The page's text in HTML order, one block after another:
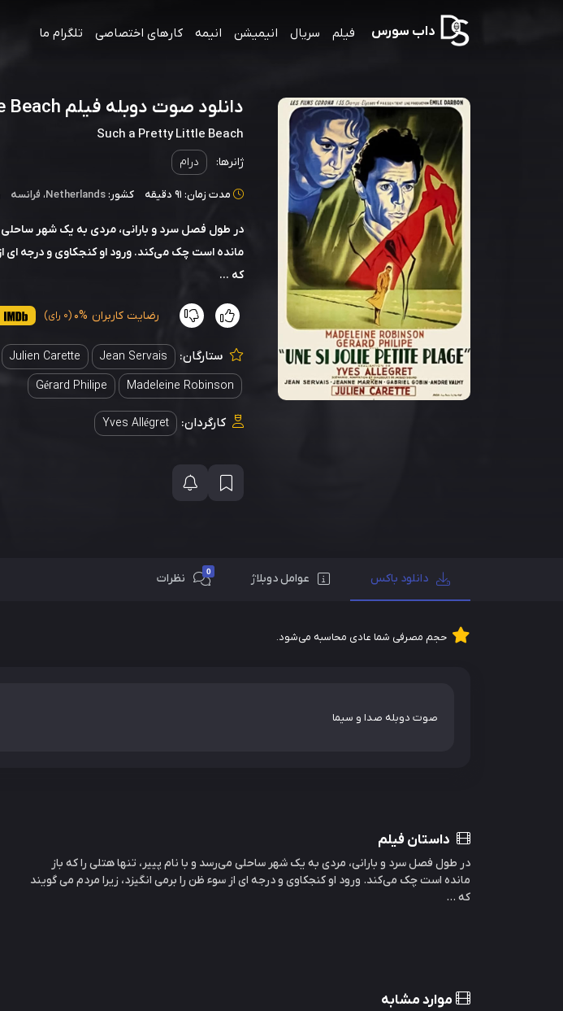
داب سورس فیلم سریال انیمیشن انیمه کارهای اختصاصی تلگرام ما
دانلود صوت دوبله فیلم Such a Pretty Little Beach
Such a Pretty Little Beach
ژانرها: درام
مدت زمان: 91 دقیقه کشور:Netherlands، فرانسه
در طول فصل سرد و بارانی، مردی به یک شهر ساحلی
مانده است چک می‌کند. ورود او کنجکاوی و درجه ای
که ...
رضایت کاربران 0% (0 رای)
ستارگان: Jean Servais
Julien Carette
Madeleine Robinson
Gérard Philipe
کارگردان: Yves Allégret
دانلود باکس عوامل دوبلاژ 0 نظرات
حجم مصرفی شما عادی محاسبه می‌شود.
صوت دوبله صدا و سیما
داستان فیلم
در طول فصل سرد و بارانی، مردی به یک شهر ساحلی می‌رسد و با نام پییر، تنها هتلی را که باز
مانده است چک می‌کند. ورود او کنجکاوی و درجه ای از سوء ظن را برمی انگیزد، زیرا مردم می گویند
که ...
موارد مشابه